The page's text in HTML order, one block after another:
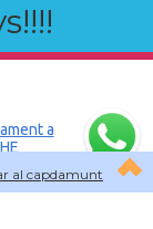
al capdamunt
a